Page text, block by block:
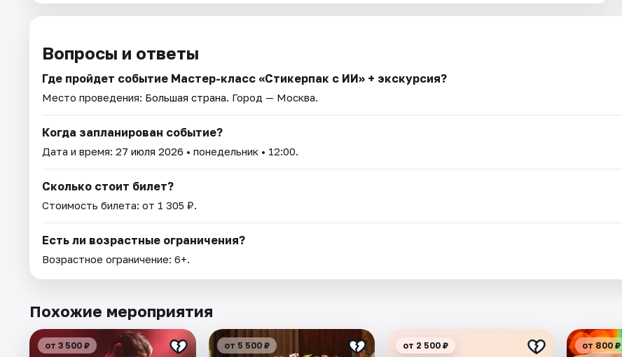
Вопросы и ответы
Где пройдет событие Мастер-класс «Стикерпак с ИИ» + экскурсия?
Место проведения: Большая страна. Город — Москва.
Когда запланирован событие?
Дата и время: 27 июля 2026 • понедельник • 12:00.
Сколько стоит билет?
Стоимость билета: от 1 305 ₽.
Есть ли возрастные ограничения?
Возрастное ограничение: 6+.
Похожие мероприятия
от 3 500 ₽ от 5 500 ₽ от 2 500 ₽ от 800 ₽